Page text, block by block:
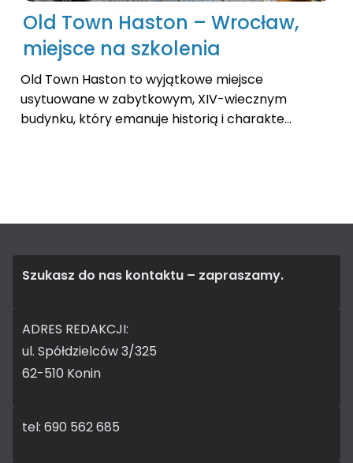
Old Town Haston – Wrocław,
miejsce na szkolenia
Old Town Haston to wyjątkowe miejsce
usytuowane w zabytkowym, XIV-wiecznym
budynku, który emanuje historią i charakte...
Szukasz do nas kontaktu – zapraszamy.
ADRES REDAKCJI:
ul. Spółdzielców 3/325
62-510 Konin
tel: 690 562 685